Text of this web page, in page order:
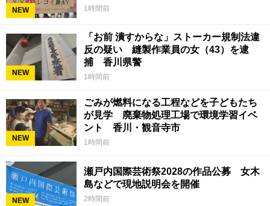
NEW 1時間前
NEW
「お前 潰すからな」ストーカー規制法違
反の疑い 縫製作業員の女（43）を逮
捕 香川県警
1時間前
NEW
ごみが燃料になる工程などを子どもたち
が見学 廃棄物処理工場で環境学習イベ
ント 香川・観音寺市
1時間前
NEW
瀬戸内国際芸術祭2028の作品公募 女木
島などで現地説明会を開催
2時間前